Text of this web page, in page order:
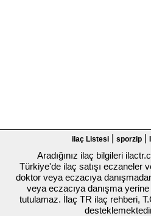
ilaç Listesi sporzip
Aradığınız ilaç bilgileri
Türkiye'de ilaç satışı eczaneler
doktor veya eczacıya
veya eczacıya danışma
tutulamaz. İlaç TR ilaç rehberi,